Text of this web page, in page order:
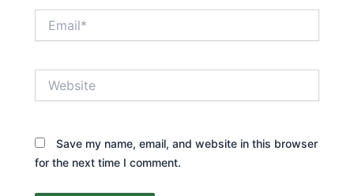
Save my name, email, and website in this browser
for the next time I comment.